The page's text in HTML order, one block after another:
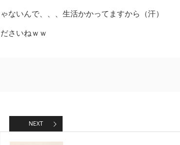
ないんで、、、生活かかってますから（汗）
さいねｗｗ
NEXT